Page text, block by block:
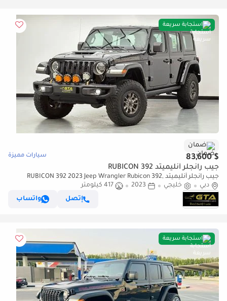
استجابة سريعة
ضمان
$ 83,600 سيارات مميزة
جيب رانجلر أنليميتد RUBICON 392
جيب رانجلر أنليميتد RUBICON 392 2023 Jeep Wrangler Rubicon 392,
Feb/2027 JEEP Warranty, Excellent Condition, GCC
دبي خليجي 2023
417 كيلومتر
إتصل
واتساب
استجابة سريعة